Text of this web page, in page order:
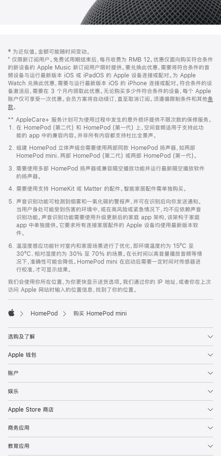
页
页
脚
注
‡ 为近似值。金额可能随时间变动。
⁺ 仅限新订阅用户。免费试用期结束后，每月收费为 RMB 12。优惠仅面向购买符合条件
的新设备的 Apple Music 新订阅用户限时提供。要兑换此优惠，需要将符合条件的音
频设备与运行最新版本 iOS 或 iPadOS 的 Apple 设备连接或配对。为 Apple
Watch 兑换此优惠，需要与运行最新版本 iOS 的 iPhone 连接或配对。符合条件的设
备激活后，需要在 3 个月内领取此优惠。无论购买多少件符合条件的设备，每个 Apple
账户仅可享受一次优惠。会员方案将自动续订，直至取消订阅。须遵循限制条件和其他条
款。
窗
口
中
打
开)
** AppleCare+ 服务计划可为使用过程中发生的意外损坏提供不限次数的保修服务。
在 HomePod (第二代) 和 HomePod (第一代) 上，空间音频适用于支持此功
能的 app 中的兼容内容。并非所有内容都支持杜比全景声。
组建 HomePod 立体声组合需要使用两部同款 HomePod 扬声器，如两部
HomePod mini、两部 HomePod (第二代) 或两部 HomePod (第一代)。
需要使用多部 HomePod 扬声器或兼容隔空播放功能并运行最新隔空播放软件
的扬声器。
需要使用支持 HomeKit 或 Matter 的配件。智能家居配件需单独购买。
声音识别功能可检测到烟雾和一氧化碳的警报声，并可在识别后向你发送通知。
当用户身处可能受到伤害的环境中，或在高风险或紧急情况下，均不应依赖声音
识别功能。声音识别功能需要使用升级更新后的家庭 app 架构，该架构于家庭
app 中单独提供。它要求所有连接家居配件的 Apple 设备均使用最新版本软
件。
温湿度感应功能针对室内和家居场景进行了优化，即环境温度约为 15ºC 至
30ºC、相对湿度约为 30% 至 70% 的场景。在长时间以高音量播放音频等情
况下，准确性可能会降低。HomePod mini 在启动后需要一定时间对传感器进
行校准，才可显示结果。
我们会使用你所在位置，为你更快显示送货选项。我们通过你的 IP 地址，或者你在上次
访问 Apple 网站时输入的位置信息，找到了你的位置。
HomePod 购买 HomePod mini
选购及了解
Apple 钱包
账户
娱乐
Apple Store 商店
商务应用
教育应用